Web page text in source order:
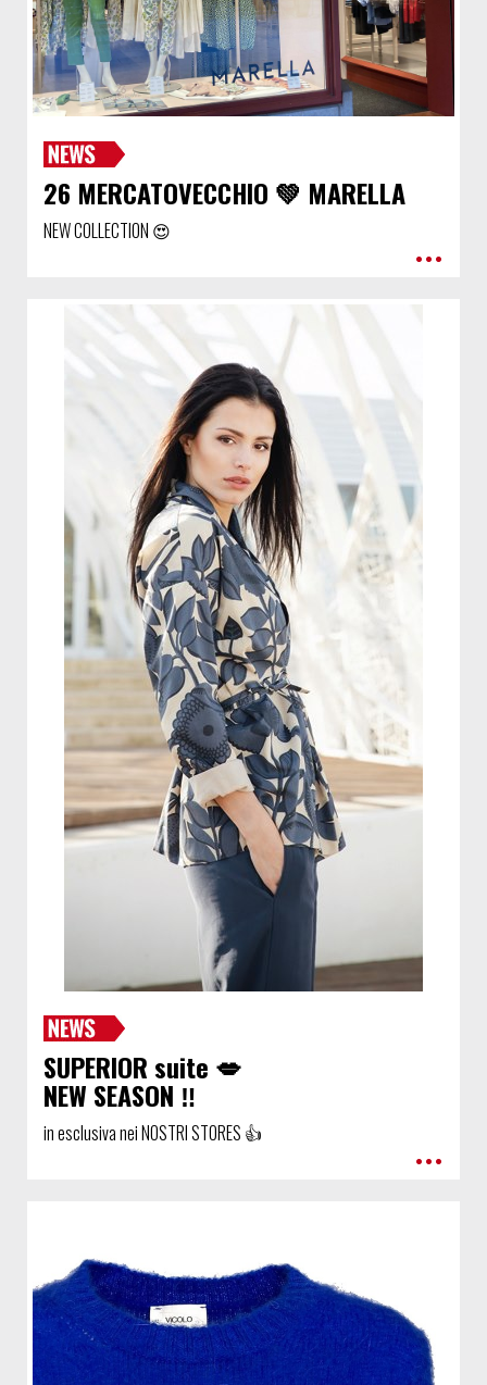
26 MERCATOVECCHIO 💚 MARELLA
NEW COLLECTION 😍
•••
SUPERIOR suite 💋
NEW SEASON ‼️
in esclusiva nei NOSTRI STORES 👍
•••